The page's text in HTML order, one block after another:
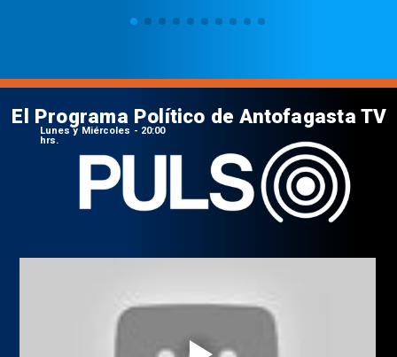
El Programa Político de Antofagasta TV
Lunes y Miércoles - 20:00
hrs.